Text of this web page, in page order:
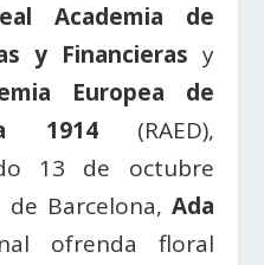
Academia de
y Financieras y
Europea de
1914(RAED),
13 de octubre
Barcelona, Ada
ofrenda floral